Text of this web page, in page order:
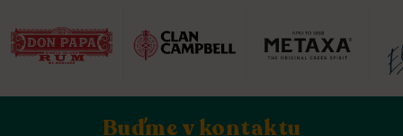
Buďme v kontaktu